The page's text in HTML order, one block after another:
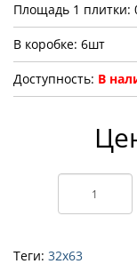
Площадь 1 плитки:
В коробке: 6шт
Доступность: В
Теги: 32х63